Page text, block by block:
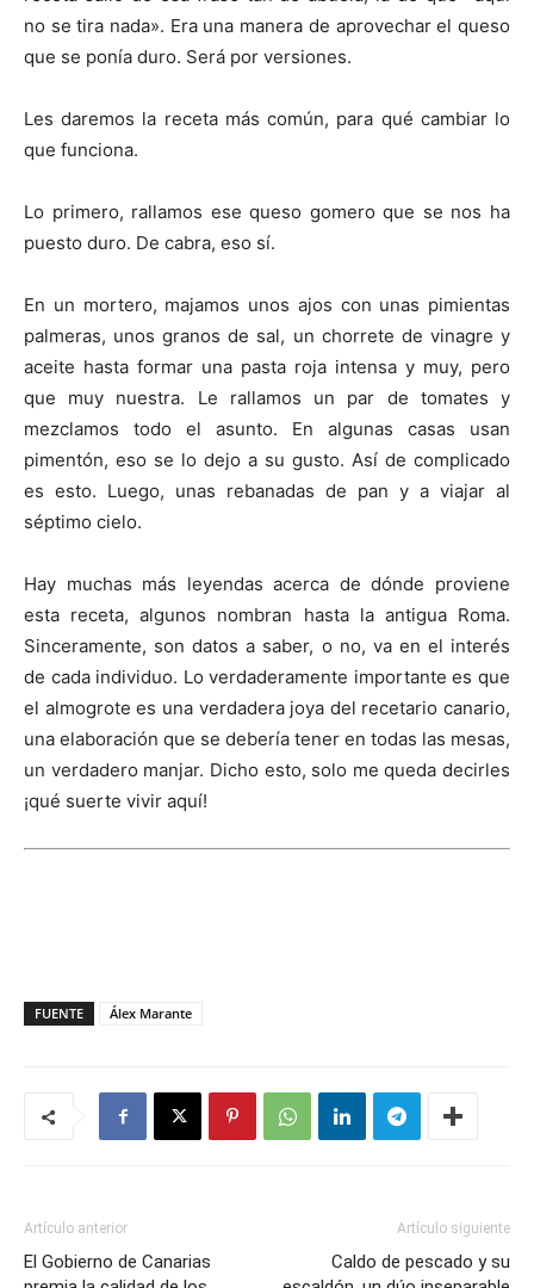
no se tira nada». Era una manera de aprovechar el queso
que se ponía duro. Será por versiones.
Les daremos la receta más común, para qué cambiar lo
que funciona.
Lo primero, rallamos ese queso gomero que se nos ha
puesto duro. De cabra, eso sí.
En un mortero, majamos unos ajos con unas pimientas
palmeras, unos granos de sal, un chorrete de vinagre y
aceite hasta formar una pasta roja intensa y muy, pero
que muy nuestra. Le rallamos un par de tomates y
mezclamos todo el asunto. En algunas casas usan
pimentón, eso se lo dejo a su gusto. Así de complicado
es esto. Luego, unas rebanadas de pan y a viajar al
séptimo cielo.
Hay muchas más leyendas acerca de dónde proviene
esta receta, algunos nombran hasta la antigua Roma.
Sinceramente, son datos a saber, o no, va en el interés
de cada individuo. Lo verdaderamente importante es que
el almogrote es una verdadera joya del recetario canario,
una elaboración que se debería tener en todas las mesas,
un verdadero manjar. Dicho esto, solo me queda decirles
¡qué suerte vivir aquí!
FUENTE Álex Marante
Artículo anterior
El Gobierno de Canarias
Artículo siguiente
Caldo de pescado y su